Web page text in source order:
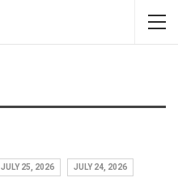
JULY 25, 2026 JULY 24, 2026